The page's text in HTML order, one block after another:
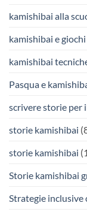
kamishibai alla
kamishibai e
kamishibai
Pasqua e
scrivere storie per
storie kamishibai
storie kamishibai
Storie kamishibai
Strategie inclusive